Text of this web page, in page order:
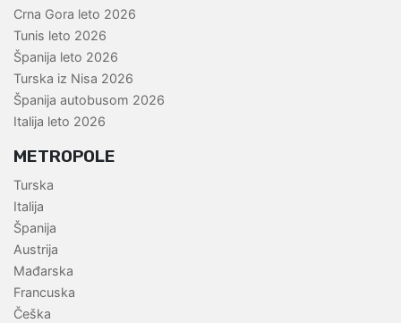
Crna Gora leto 2026
Tunis leto 2026
Španija leto 2026
Turska iz Nisa 2026
Španija autobusom 2026
Italija leto 2026
METROPOLE
Turska
Italija
Španija
Austrija
Mađarska
Francuska
Češka